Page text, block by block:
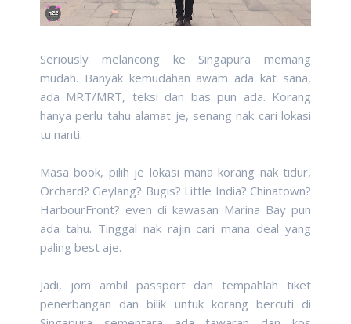
Seriously melancong ke Singapura memang
mudah. Banyak kemudahan awam ada kat sana,
ada MRT/MRT, teksi dan bas pun ada. Korang
hanya perlu tahu alamat je, senang nak cari lokasi
tu nanti.
Masa book, pilih je lokasi mana korang nak tidur,
Orchard? Geylang? Bugis? Little India? Chinatown?
HarbourFront? even di kawasan Marina Bay pun
ada tahu. Tinggal nak rajin cari mana deal yang
paling best aje.
Jadi, jom ambil passport dan tempahlah tiket
penerbangan dan bilik untuk korang bercuti di